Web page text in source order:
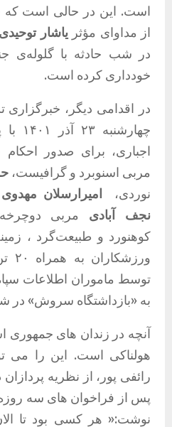
است. این در حالی است که
از مداوای مؤثریاشار توحیدی
در شب حادثه با گلوله‌ی
خودداری کرده است.
در اقدامی دیگر، خبرگزاری
اجباری، برای صدور احکام
مربی اسنوبرد و گرافیست،
نوردی،
امیرارسلان مهدوی
نجف
آبادی مربی
کوهنورد و طبیعت‌گرد ،
توسط ماموران اطلاعات
به «بازداشتگاه سروش» در
آنچه در زندان های جمهوری
هولناکی است. این را می
رائفی پور، از نظریه
پس از فراخوان های سه
نوشت:« هر کسی بود تا